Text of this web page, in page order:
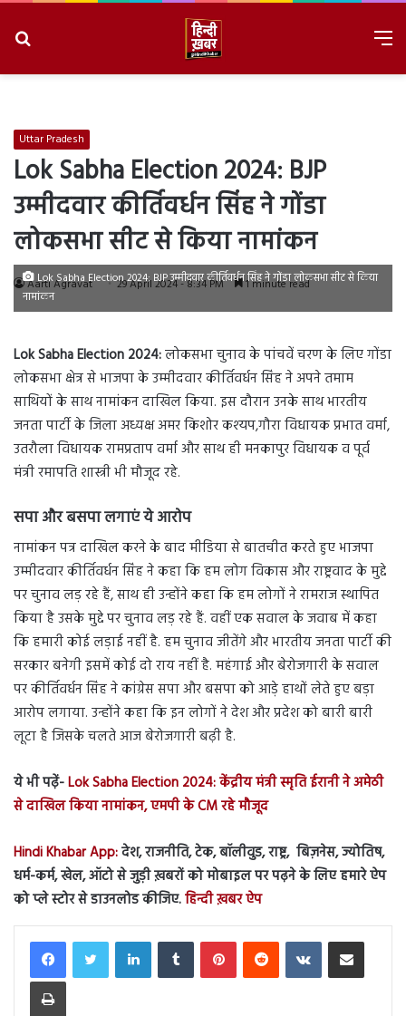
Uttar Pradesh
Lok Sabha Election 2024: BJP
उम्मीदवार कीर्तिवर्धन सिंह ने गोंडा
लोकसभा सीट से किया नामांकन
Aarti Agravat 29 April 2024 - 8:34 PM 1 minute read
Lok Sabha Election 2024: BJP उम्मीदवार कीर्तिवर्धन सिंह ने गोंडा लोकसभा सीट से किया
नामांकन
Lok Sabha Election 2024:लोकसभा चुनाव के पांचवें चरण के लिए गोंडा
लोकसभा क्षेत्र से भाजपा के उम्मीदवार कीर्तिवर्धन सिंह ने अपने तमाम
साथियों के साथ नामांकन दाखिल किया. इस दौरान उनके साथ भारतीय
जनता पार्टी के जिला अध्यक्ष अमर किशोर कश्यप,गौरा विधायक प्रभात वर्मा,
उतरौला विधायक रामप्रताप वर्मा और साथ ही मनकापुर विधायक व पूर्व
मंत्री रमापति शास्त्री भी मौजूद रहे.
सपा और बसपा लगाएं ये आरोप
नामांकन पत्र दाखिल करने के बाद मीडिया से बातचीत करते हुए भाजपा
उम्मीदवार कीर्तिवर्धन सिंह ने कहा कि हम लोग विकास और राष्ट्रवाद के मुद्दे
पर चुनाव लड़ रहे हैं, साथ ही उन्होंने कहा कि हम लोगों ने रामराज स्थापित
किया है उसके मुद्दे पर चुनाव लड़ रहे हैं. वहीं एक सवाल के जवाब में कहा
कि हमारी कोई लड़ाई नहीं है. हम चुनाव जीतेंगे और भारतीय जनता पार्टी की
सरकार बनेगी इसमें कोई दो राय नहीं है. महंगाई और बेरोजगारी के सवाल
पर कीर्तिवर्धन सिंह ने कांग्रेस सपा और बसपा को आड़े हाथों लेते हुए बड़ा
आरोप लगाया. उन्होंने कहा कि इन लोगों ने देश और प्रदेश को बारी बारी
लूटा है जिसके चलते आज बेरोजगारी बढ़ी है.
ये भी पढ़ें-Lok Sabha Election 2024: केंद्रीय मंत्री स्मृति ईरानी ने अमेठी
से दाखिल किया नामांकन, एमपी के CM रहे मौजूद
Hindi Khabar App:देश, राजनीति, टेक, बॉलीवुड, राष्ट्र, बिज़नेस, ज्योतिष,
धर्म-कर्म, खेल, ऑटो से जुड़ी ख़बरों को मोबाइल पर पढ़ने के लिए हमारे ऐप
को प्ले स्टोर से डाउनलोड कीजिए.हिन्दी ख़बर ऐप
LinkedInTumblr PinterestReddit VKontakteShare via Email
Print